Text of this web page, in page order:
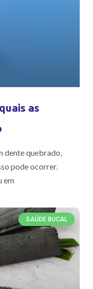
as
dente quebrado,
pode ocorrer.
em
SAÚDE BUCAL